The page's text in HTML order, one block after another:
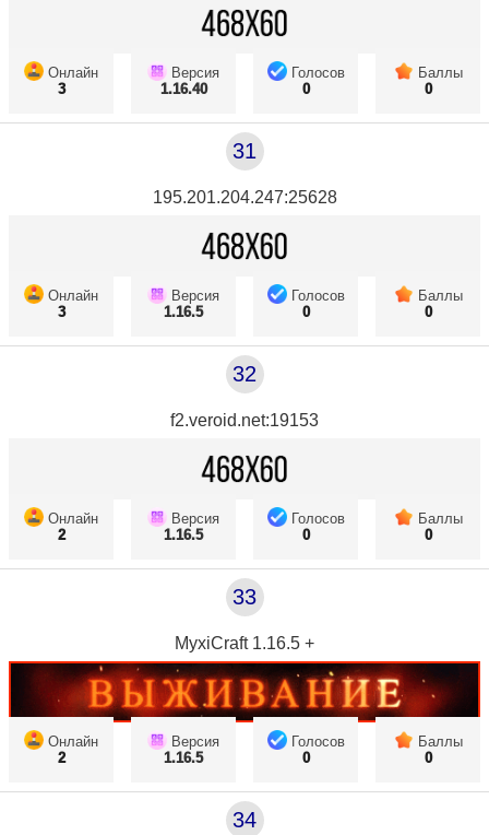
Онлайн
3
Версия
1.16.40
Голосов
0
Баллы
0
31
195.201.204.247:25628
Онлайн
3
Версия
1.16.5
Голосов
0
Баллы
0
32
f2.veroid.net:19153
Онлайн
2
Версия
1.16.5
Голосов
0
Баллы
0
33
MyxiCraft 1.16.5 +
Онлайн
2
Версия
1.16.5
Голосов
0
Баллы
0
34